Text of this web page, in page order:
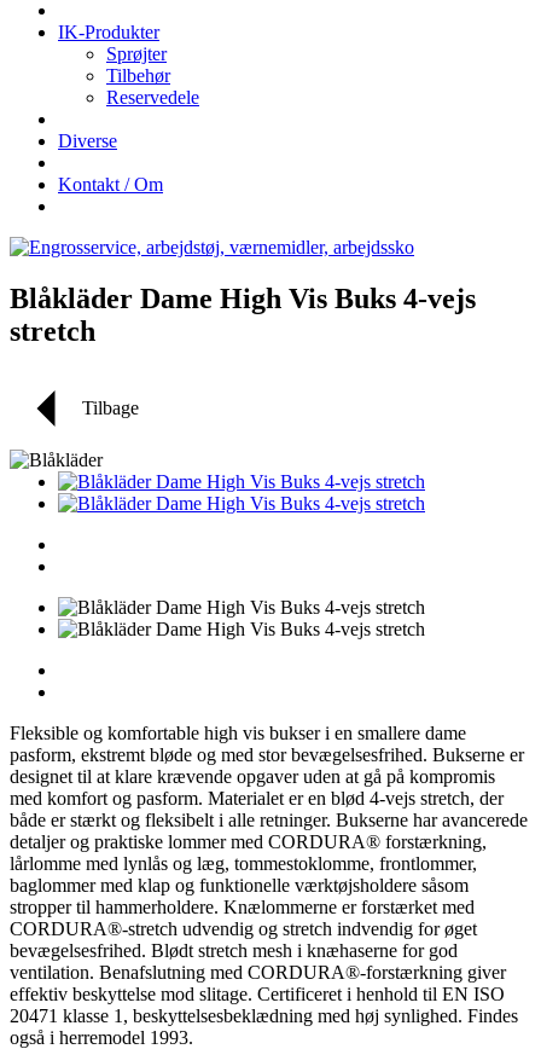
IK-Produkter
Sprøjter
Tilbehør
Reservedele
Diverse
Kontakt / Om
Blåkläder Dame High Vis Buks 4-vejs
stretch
Tilbage
Fleksible og komfortable high vis bukser i en smallere dame
pasform, ekstremt bløde og med stor bevægelsesfrihed. Bukserne er
designet til at klare krævende opgaver uden at gå på kompromis
med komfort og pasform. Materialet er en blød 4-vejs stretch, der
både er stærkt og fleksibelt i alle retninger. Bukserne har avancerede
detaljer og praktiske lommer med CORDURA® forstærkning,
lårlomme med lynlås og læg, tommestoklomme, frontlommer,
baglommer med klap og funktionelle værktøjsholdere såsom
stropper til hammerholdere. Knælommerne er forstærket med
CORDURA®-stretch udvendig og stretch indvendig for øget
bevægelsesfrihed. Blødt stretch mesh i knæhaserne for god
ventilation. Benafslutning med CORDURA®-forstærkning giver
effektiv beskyttelse mod slitage. Certificeret i henhold til EN ISO
20471 klasse 1, beskyttelsesbeklædning med høj synlighed. Findes
også i herremodel 1993.